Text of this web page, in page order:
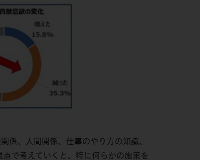
係、人間関係、仕事のやり方の知識、
で考えていくと、特に何らかの施策を